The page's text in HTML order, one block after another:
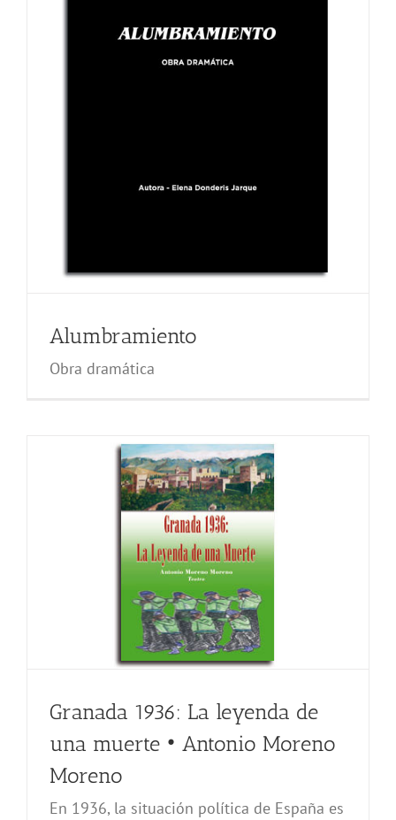
Alumbramiento
Obra dramática
Granada 1936: La leyenda de
una muerte • Antonio Moreno
Moreno
En 1936, la situación política de España es